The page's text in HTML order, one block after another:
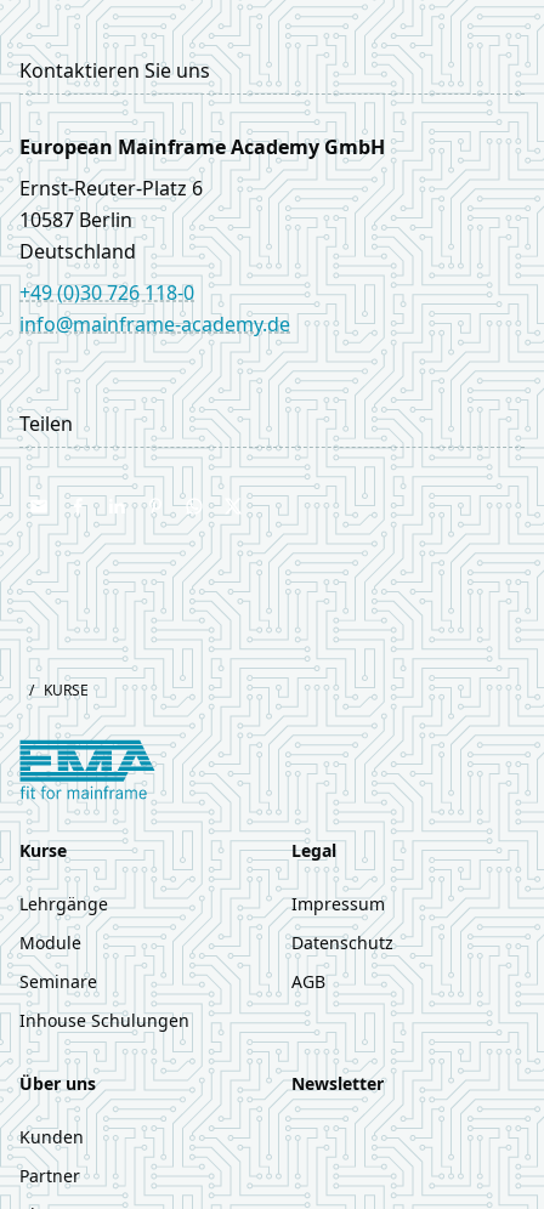
Kontaktieren Sie uns
European Mainframe Academy GmbH
Ernst‑Reuter‑Platz 6
10587 Berlin
Deutschland
+49 (0)30 726 118-0
info@mainframe-academy.de
LinkedIn
Teilen
Footer
/ KURSE
Logo European Mainframe Academy
Kurse
Lehrgänge
Module
Seminare
Inhouse Schulungen
Legal
Impressum
Datenschutz
AGB
Über uns
Kunden
Partner
Newsletter